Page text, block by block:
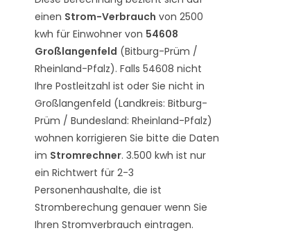
einen Strom-Verbrauch von 2500
kwh für Einwohner von 54608
Großlangenfeld (Bitburg-Prüm /
Rheinland-Pfalz). Falls 54608 nicht
Ihre Postleitzahl ist oder Sie nicht in
Großlangenfeld (Landkreis: Bitburg-
Prüm / Bundesland: Rheinland-Pfalz)
wohnen korrigieren Sie bitte die Daten
im Stromrechner. 3.500 kwh ist nur
ein Richtwert für 2-3
Personenhaushalte, die ist
Stromberechung genauer wenn Sie
Ihren Stromverbrauch eintragen.